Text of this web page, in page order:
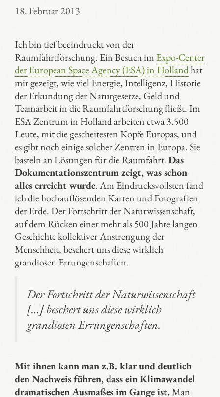
18. Februar 2013
Ich bin tief beeindruckt von der
Raumfahrtforschung. Ein Besuch im Expo-Center
der European Space Agency (ESA) in Hollandhat
mir gezeigt, wie viel Energie, Intelligenz, Historie
der Erkundung der Naturgesetze, Geld und
Teamarbeit in die Raumfahrtforschung fließt. Im
ESA Zentrum in Holland arbeiten etwa 3.500
Leute, mit die gescheitesten Köpfe Europas, und
es gibt noch einige solcher Zentren in Europa. Sie
basteln an Lösungen für die Raumfahrt.Das
Dokumentationszentrum zeigt, was schon
alles erreicht wurde. Am Eindrucksvollsten fand
ich die hochauflösenden Karten und Fotografien
der Erde. Der Fortschritt der Naturwissenschaft,
auf dem Rücken einer mehr als 500 Jahre langen
Geschichte kollektiver Anstrengung der
Menschheit, beschert uns diese wirklich
grandiosen Errungenschaften.
Der Fortschritt der Naturwissenschaft
[…] beschert uns diese wirklich
grandiosen Errungenschaften.
Mit ihnen kann man z.B. klar und deutlich
den Nachweis führen, dass ein Klimawandel
dramatischen Ausmaßes im Gange ist.Man